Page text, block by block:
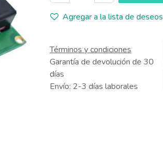
Agregar a la lista de deseos
Términos y condiciones
Garantía de devolución de 30
días
Envío: 2-3 días laborales